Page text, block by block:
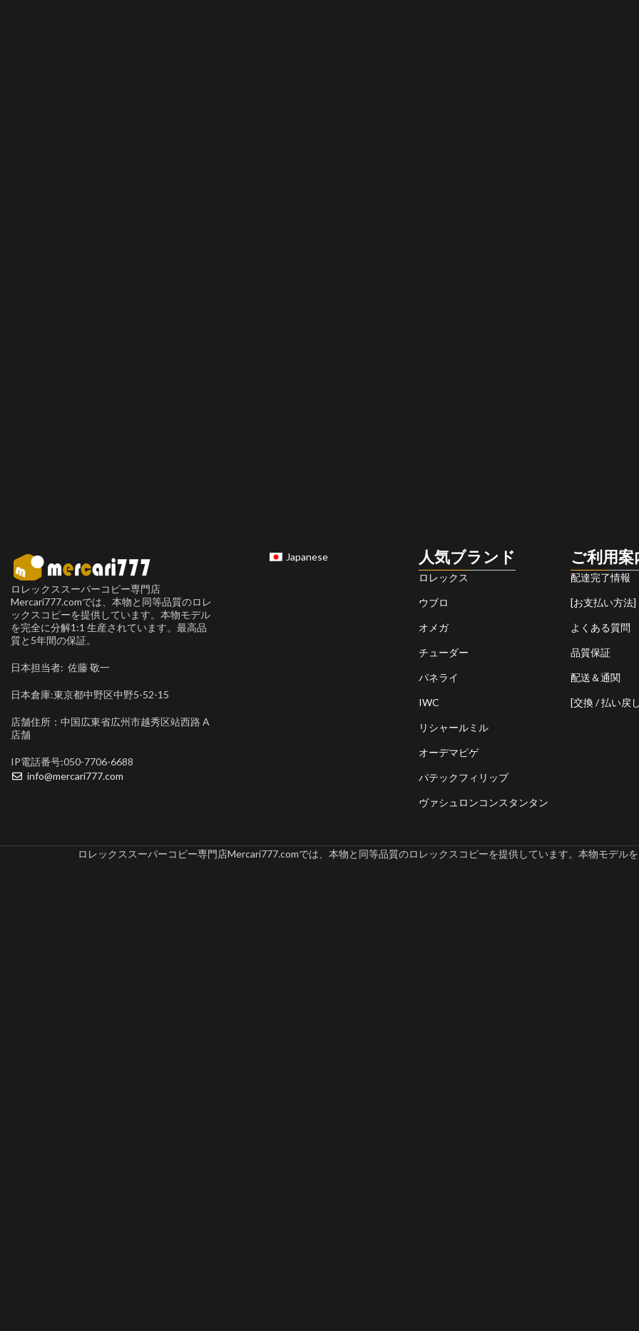
ロレックススーパーコピー専門店
Mercari777.comでは、本物と同等品質のロレ
ックスコピーを提供しています。本物モデル
を完全に分解1:1 生産されています。最高品
質と5年間の保証。
日本担当者: 佐藤 敬一
日本倉庫:東京都中野区中野5-52-15
店舗住所：中国広東省広州市越秀区站西路 A
店舗
IP電話番号:050-7706-6688
info@mercari777.com
Japanese 人気ブランド
ロレックス
ウブロ
オメガ
チューダー
パネライ
IWC
リシャールミル
オーデマピゲ
パテックフィリップ
ヴァシュロンコンスタンタン
ご利用案
配達完了情報
[お支払い方法]
よくある質問
品質保証
配送＆通関
[交換 / 払い戻
ロレックススーパーコピー専門店Mercari777.comでは、本物と同等品質のロレックスコピーを提供しています。本物モデル